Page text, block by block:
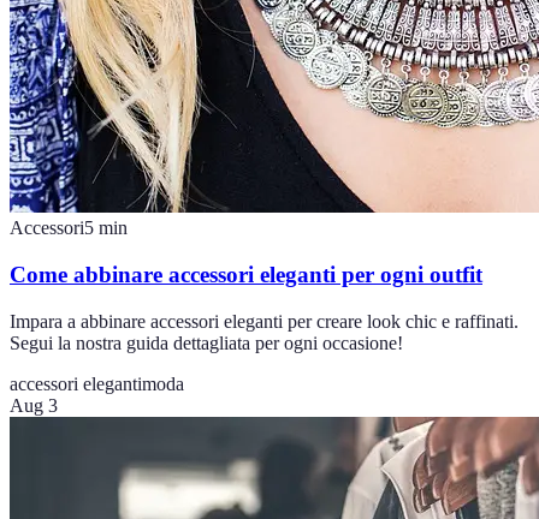
Accessori5 min
Come abbinare accessori eleganti per ogni outfit
Impara a abbinare accessori eleganti per creare look chic e raffinati.
Segui la nostra guida dettagliata per ogni occasione!
accessori elegantimoda
Aug 3